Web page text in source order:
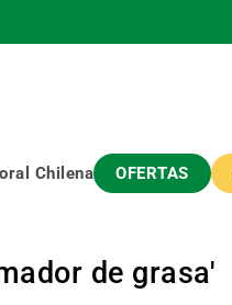
Chilena OFERTAS
de grasa'